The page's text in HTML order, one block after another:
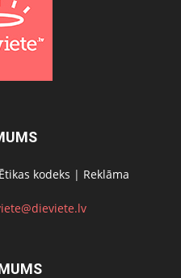
Ētikas kodeks | Reklāma